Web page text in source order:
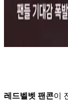
레드벨벳 팬콘이